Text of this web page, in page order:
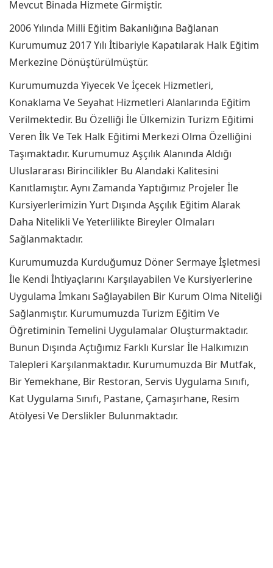
Mevcut Binada Hizmete Girmiştir.
2006 Yılında Milli Eğitim Bakanlığına Bağlanan
Kurumumuz 2017 Yılı İtibariyle Kapatılarak Halk Eğitim
Merkezine Dönüştürülmüştür.
Kurumumuzda Yiyecek Ve İçecek Hizmetleri,
Konaklama Ve Seyahat Hizmetleri Alanlarında Eğitim
Verilmektedir. Bu Özelliği İle Ülkemizin Turizm Eğitimi
Veren İlk Ve Tek Halk Eğitimi Merkezi Olma Özelliğini
Taşımaktadır. Kurumumuz Aşçılık Alanında Aldığı
Uluslararası Birincilikler Bu Alandaki Kalitesini
Kanıtlamıştır. Aynı Zamanda Yaptığımız Projeler İle
Kursiyerlerimizin Yurt Dışında Aşçılık Eğitim Alarak
Daha Nitelikli Ve Yeterlilikte Bireyler Olmaları
Sağlanmaktadır.
Kurumumuzda Kurduğumuz Döner Sermaye İşletmesi
İle Kendi İhtiyaçlarını Karşılayabilen Ve Kursiyerlerine
Uygulama İmkanı Sağlayabilen Bir Kurum Olma Niteliği
Sağlanmıştır. Kurumumuzda Turizm Eğitim Ve
Öğretiminin Temelini Uygulamalar Oluşturmaktadır.
Bunun Dışında Açtığımız Farklı Kurslar İle Halkımızın
Talepleri Karşılanmaktadır. Kurumumuzda Bir Mutfak,
Bir Yemekhane, Bir Restoran, Servis Uygulama Sınıfı,
Kat Uygulama Sınıfı, Pastane, Çamaşırhane, Resim
Atölyesi Ve Derslikler Bulunmaktadır.